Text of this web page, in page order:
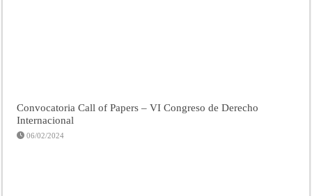
Convocatoria Call of Papers – VI Congreso de Derecho
Internacional
06/02/2024